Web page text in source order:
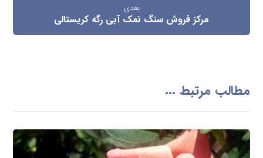
بعدی
مرکز فروش سنگ نمک آبی رگه کریستالی
مطالب مرتبط ...